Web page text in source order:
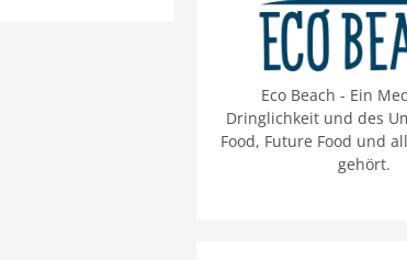
Eco Beach - Ein
Dringlichkeit und des
Food, Future Food und
gehört.